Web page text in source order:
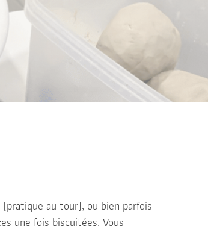
au tour), ou bien parfois
une fois biscuitées. Vous